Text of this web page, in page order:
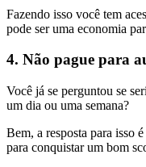
Fazendo isso você tem
pode ser uma economia
4. Não pague para
Você já se perguntou se
um dia ou uma semana?
Bem, a resposta para isso
para conquistar um bom